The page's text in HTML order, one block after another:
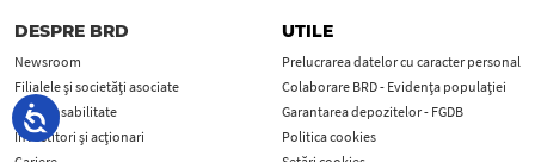
DESPRE BRD
Newsroom
Filialele și societăți asociate
Responsabilitate
Investitori și acționari
UTILE
Prelucrarea datelor cu caracter personal
Colaborare BRD - Evidența populației
Garantarea depozitelor - FGDB
Politica cookies